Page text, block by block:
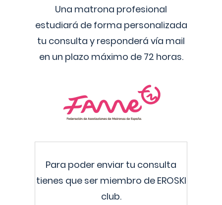
Una matrona profesional
estudiará de forma personalizada
tu consulta y responderá vía mail
en un plazo máximo de 72 horas.
Para poder enviar tu consulta
tienes que ser miembro de EROSKI
club.